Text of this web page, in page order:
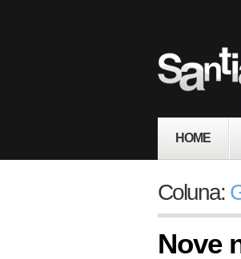
HOME
Coluna:
Nove